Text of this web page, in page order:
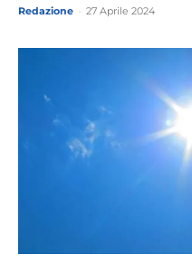
Redazione 27 Aprile 2024